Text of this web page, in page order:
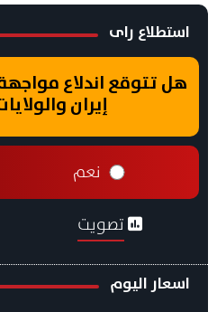
استطلاع راى
هل تتوقع اندلاع
إيران
نعم
تصويت
اسعار اليوم